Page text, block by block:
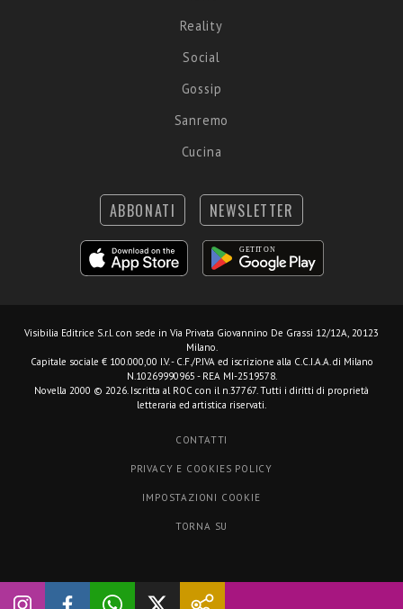
Reality
Social
Gossip
Sanremo
Cucina
ABBONATI NEWSLETTER
Visibilia Editrice S.r.l. con sede in Via Privata Giovannino De Grassi 12/12A, 20123
Milano.
Capitale sociale € 100.000,00 I.V. - C.F./P.IVA ed iscrizione alla C.C.I.A.A. di Milano
N.10269990965 - REA MI-2519578.
Novella 2000 © 2026. Iscritta al ROC con il n.37767. Tutti i diritti di proprietà
letteraria ed artistica riservati.
CONTATTI
PRIVACY E COOKIES POLICY
IMPOSTAZIONI COOKIE
TORNA SU